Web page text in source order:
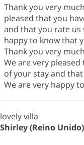
Thank you very
pleased that you
and that you rate us
happy to know that
Thank you very
We are very
of your stay and
We are very happy
lovely villa
Shirley (Reino Unido)